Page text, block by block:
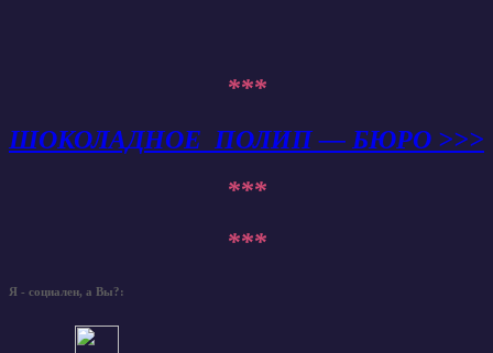
***
ШОКОЛАДНОЕ ПОЛИП — БЮРО >>>
***
***
Я - социален, а Вы?: